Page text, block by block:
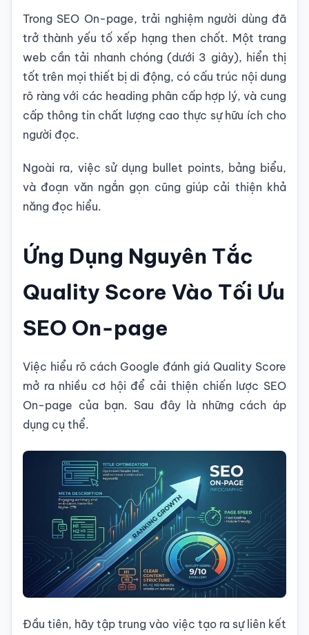
Trong SEO On-page, trải nghiệm người dùng đã
trở thành yếu tố xếp hạng then chốt. Một trang
web cần tải nhanh chóng (dưới 3 giây), hiển thị
tốt trên mọi thiết bị di động, có cấu trúc nội dung
rõ ràng với các heading phân cấp hợp lý, và cung
cấp thông tin chất lượng cao thực sự hữu ích cho
người đọc.
Ngoài ra, việc sử dụng bullet points, bảng biểu,
và đoạn văn ngắn gọn cũng giúp cải thiện khả
năng đọc hiểu.
Ứng Dụng Nguyên Tắc
Quality Score Vào Tối Ưu
SEO On-page
Việc hiểu rõ cách Google đánh giá Quality Score
mở ra nhiều cơ hội để cải thiện chiến lược SEO
On-page của bạn. Sau đây là những cách áp
dụng cụ thể.
Đầu tiên, hãy tập trung vào việc tạo ra sự liên kết